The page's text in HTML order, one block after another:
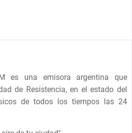
es una emisora ​​argentina que
de Resistencia, en el estado del
de todos los tiempos las 24